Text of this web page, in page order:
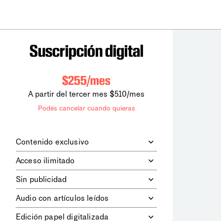
Suscripción digital
$255/mes
A partir del tercer mes $510/mes
Podés cancelar cuando quieras
Contenido exclusivo
digitales dela diaria
los contenidos de Le Monde
diplomatique.
Acceso ilimitado
contenidos.
Sin publicidad
publicitarios.
Audio con artículos leídos
Edición papel digitalizada